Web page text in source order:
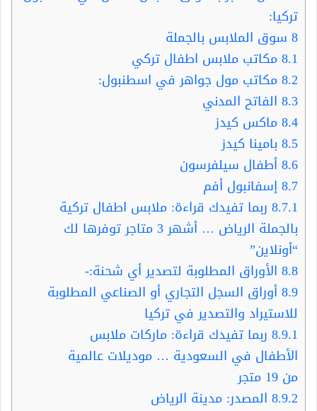
تركيا:
8 سوق الملابس بالجملة
8.1مكاتب ملابس اطفال تركي
8.2مكاتب مول جواهر في اسطنبول:
8.3 الفاتح المدني
8.4ماكس كيدز
8.5 بامينا كيدز
8.6أطفال سيلفرسون
8.7 إسفانبول أفم
8.7.1 ربما تفيدك قراءة: ملابس اطفال تركية
بالجملة الرياض … أشهر 3 متاجر توفرها لك
“أونلاين”
8.8 الأوراق المطلوبة لتصدير أي شحنة:-
8.9أوراق السجل التجاري أو الصناعي المطلوبة
للاستيراد والتصدير في تركيا
8.9.1 ربما تفيدك قراءة: ماركات ملابس
الأطفال في السعودية … موديلات عالمية
من 19 متجر
8.9.2 المصدر: مدينة الرياض